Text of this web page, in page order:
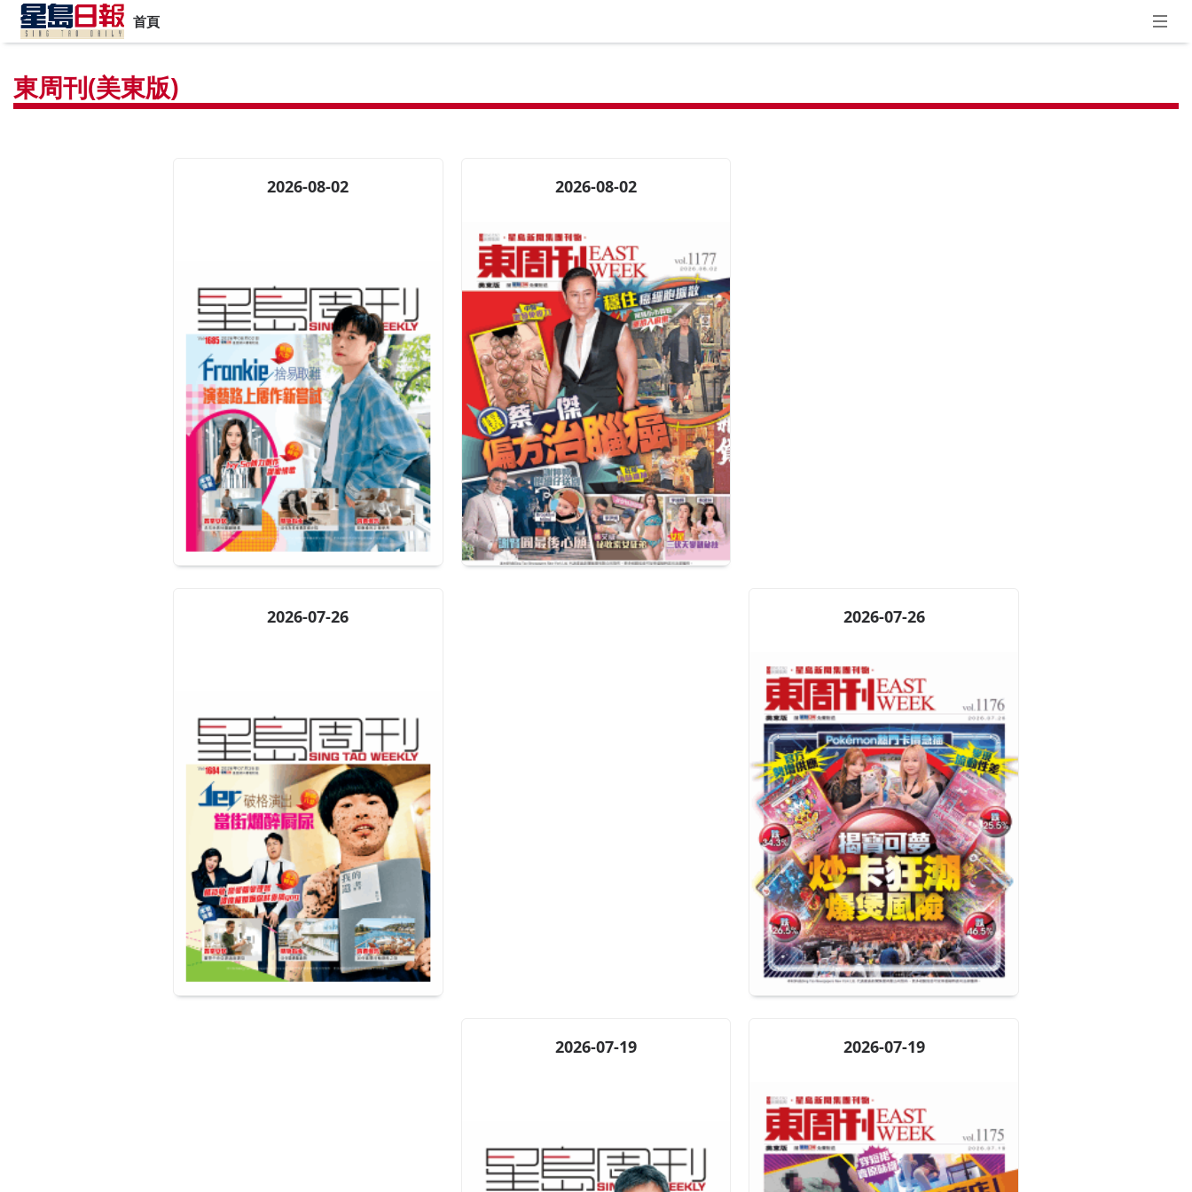
首頁
東周刊(美東版)
2026-08-02 2026-08-02
2026-07-26 2026-07-26
2026-07-19 2026-07-19